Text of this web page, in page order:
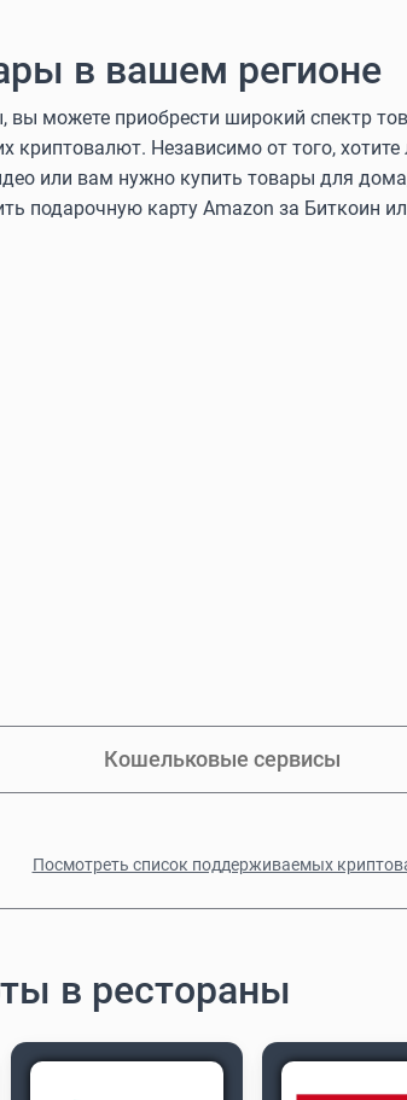
в вашем регионе
можете приобрести широкий спектр
криптовалют. Независимо от того,
или вам нужно купить товары для
подарочную карту Amazon за Биткоин
Кошельковые сервисы
Посмотреть список поддерживаемых
в рестораны